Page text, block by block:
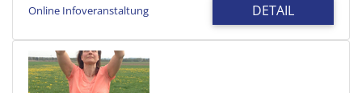
Online Infoveranstaltung DETAIL